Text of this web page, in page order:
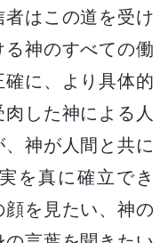
はこの道を受け
神のすべての働
に、より具体的
した神による人
神が人間と共に
を真に確立でき
を見たい、神の